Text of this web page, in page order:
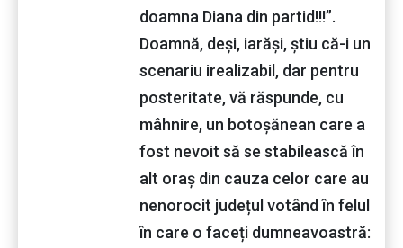
doamna Diana din partid!!!”.
Doamnă, deși, iarăși, știu că-i un
scenariu irealizabil, dar pentru
posteritate, vă răspunde, cu
mâhnire, un botoșănean care a
fost nevoit să se stabilească în
alt oraș din cauza celor care au
nenorocit județul votând în felul
în care o faceți dumneavoastră: